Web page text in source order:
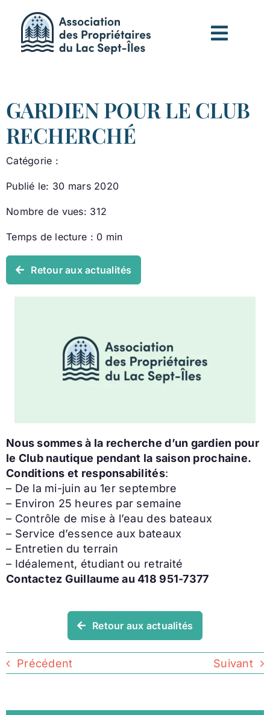
contenu
GARDIEN POUR LE CLUB
RECHERCHÉ
Catégorie :
Publié le: 30 mars 2020
Nombre de vues: 312
Temps de lecture : 0 min
Retour aux actualités
Nous sommes à la recherche d’un gardien pour
le Club nautique pendant la saison prochaine.
Conditions et responsabilités:
– De la mi-juin au 1er septembre
– Environ 25 heures par semaine
– Contrôle de mise à l’eau des bateaux
– Service d’essence aux bateaux
– Entretien du terrain
– Idéalement, étudiant ou retraité
Contactez Guillaume au 418 951-7377
Retour aux actualités
Précédent Suivant